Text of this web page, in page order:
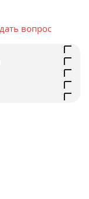
вопрос